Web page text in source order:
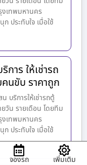
เทพมหานคร
ประทับใจ เมื่อใช้
การ ให้เช่ารถ
นขับ ราคาถูก
บริการให้เช่ารถตู้
วัน รายเดือน โดยทีม
เทพมหานคร
ประทับใจ เมื่อใช้
จองรถ เพิ่มเติม